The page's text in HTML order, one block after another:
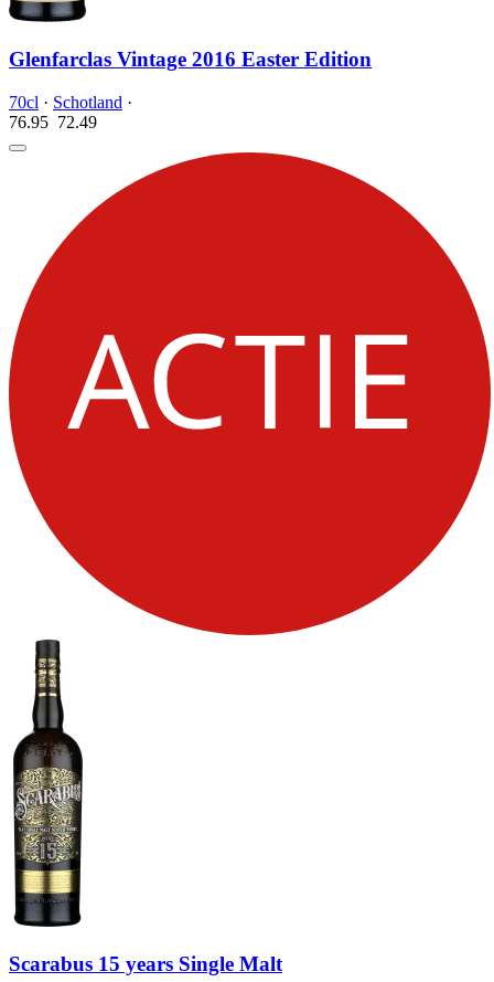
Glenfarclas Vintage 2016 Easter Edition
70cl · Schotland ·
76.95 72.49
Scarabus 15 years Single Malt